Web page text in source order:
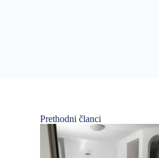
Prethodni članci